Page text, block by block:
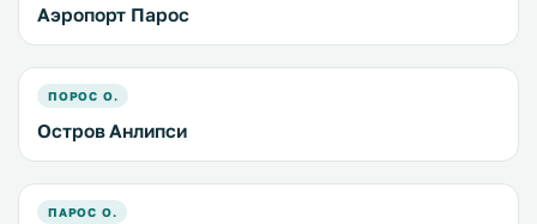
Аэропорт Парос
ПОРОС О.
Остров Анлипси
ПАРОС О.